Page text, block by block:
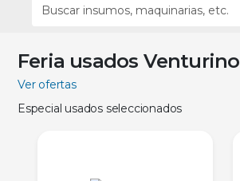
Feria usados Venturino
Ver ofertas
Especial usados seleccionados